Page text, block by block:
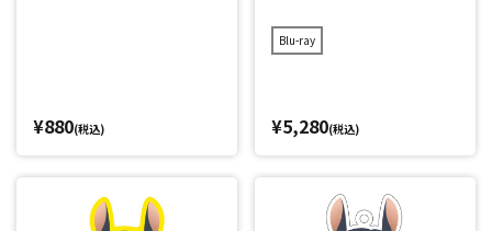
¥880(税込)
Blu-ray
¥5,280(税込)